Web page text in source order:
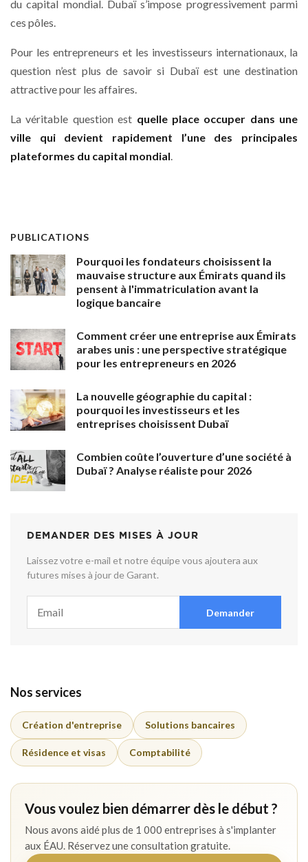
du capital mondial. Dubaï s’impose progressivement parmi
ces pôles.
Pour les entrepreneurs et les investisseurs internationaux, la
question n’est plus de savoir si Dubaï est une destination
attractive pour les affaires.
La véritable question est quelle place occuper dans une
ville qui devient rapidement l’une des principales
plateformes du capital mondial
PUBLICATIONS
Pourquoi les fondateurs choisissent la
mauvaise structure aux Émirats quand ils
pensent à l'immatriculation avant la
logique bancaire
Comment créer une entreprise aux Émirats
arabes unis : une perspective stratégique
pour les entrepreneurs en 2026
La nouvelle géographie du capital :
pourquoi les investisseurs et les
entreprises choisissent Dubaï
Combien coûte l’ouverture d’une société à
Dubaï ? Analyse réaliste pour 2026
DEMANDER DES MISES À JOUR
Laissez votre e-mail et notre équipe vous ajoutera aux
futures mises à jour de Garant.
Demander
Nos services
Création d'entreprise Solutions bancaires
Résidence et visas Comptabilité
Vous voulez bien démarrer dès le début ?
Nous avons aidé plus de 1 000 entreprises à s'implanter
aux ÉAU. Réservez une consultation gratuite.